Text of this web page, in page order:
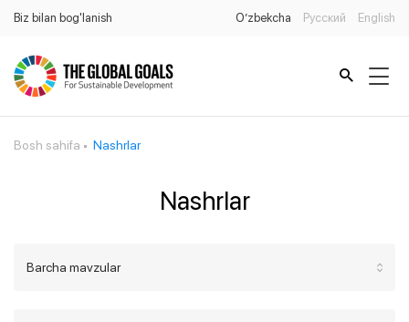
Biz bilan bog'lanish O’zbekcha Русский English
Bosh sahifa Nashrlar
Nashrlar
Barcha mavzular